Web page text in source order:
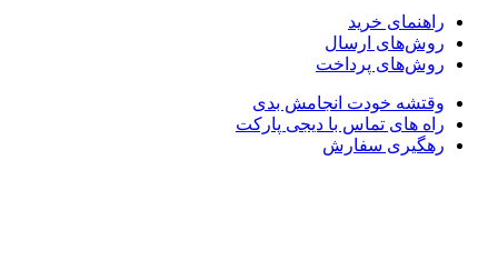
راهنمای خرید
روش‌های ارسال
روش‌های پرداخت
وقتشه خودت انجامش بدی
راه های تماس با دیجی پارکت
رهگیری سفارش